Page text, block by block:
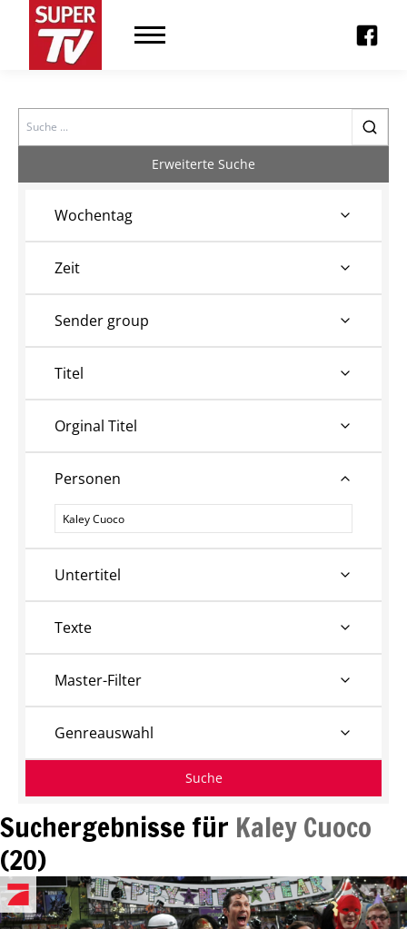
Search
Suchergebnisse für Kaley Cuoco
(20)
Erweiterte Suche
Wochentag
Zeit
Sender group
Titel
Orginal Titel
Personen
Personen
Untertitel
Texte
Master-Filter
Genreauswahl
Suche